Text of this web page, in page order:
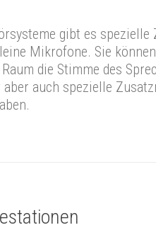
gibt es spezielle
Mikrofone. Sie
die Stimme des
aber auch spezielle